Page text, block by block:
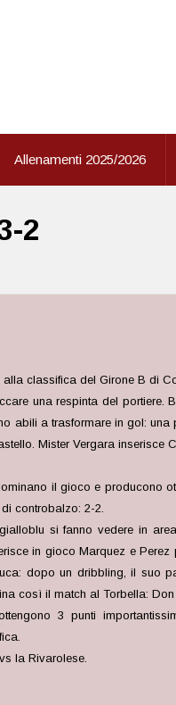
Allenamenti 2025/2026
2
classifica del Girone B di
una respinta del
abili a trasformare in gol:
Mister Vergara inserisce
il gioco e producono
controbalzo: 2-2.
si fanno vedere in
in gioco Marquez e
dopo un dribbling, il suo
così il match al Torbella:
3 punti
la Rivarolese.